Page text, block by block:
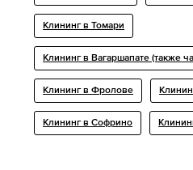
Клининг в Томари
Клининг в Вагаршапате (также
Клининг в Фролове
Клининг в Софрино